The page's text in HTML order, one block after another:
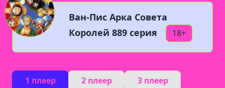
Ван-Пис Арка Совета
Королей 889 серия
18+
1 плеер 2 плеер 3 плеер